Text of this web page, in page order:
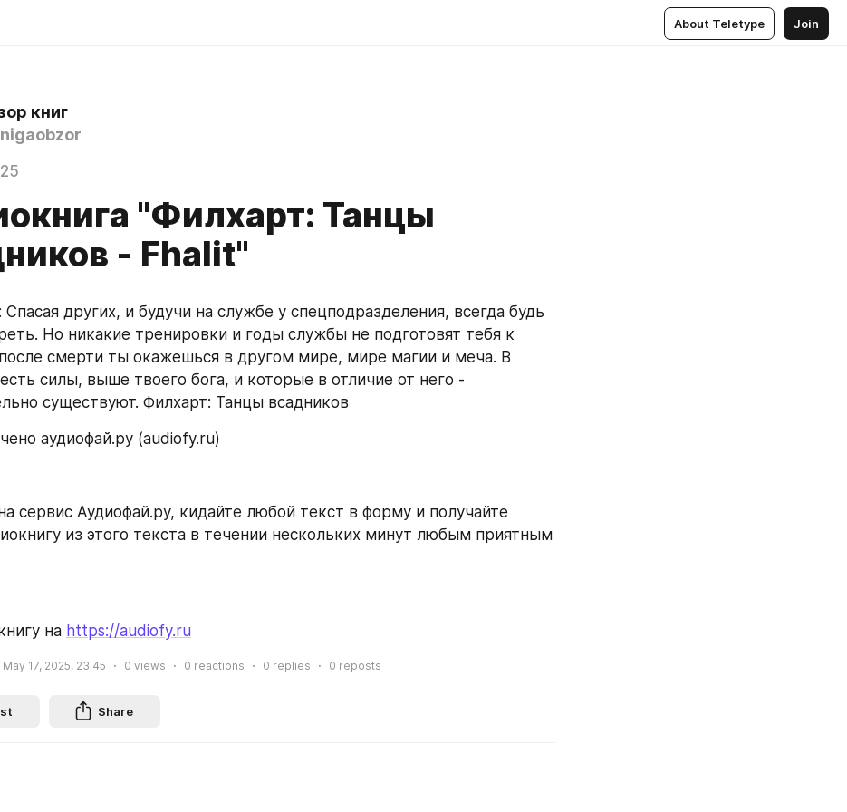
About Teletype Join
книг
"Филхарт: Танцы
- Fhalit"
Но никакие тренировки и годы службы не подготовят тебя к
смерти ты окажешься в другом мире, мире магии и меча. В
силы, выше твоего бога, и которые в отличие от него -
существуют. Филхарт: Танцы всадников
аудиофай.ру (audiofy.ru)
сервис Аудиофай.ру, кидайте любой текст в форму и получайте
из этого текста в течении нескольких минут любым приятным
на https://audiofy.ru
May 17, 2025, 23:45 0 views 0 reactions 0 replies 0 reposts
Share